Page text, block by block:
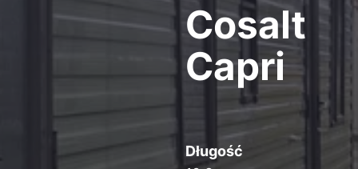
Cosalt
Capri
Długość